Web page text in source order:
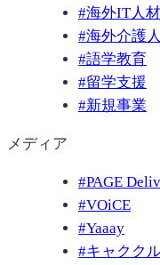
#海外IT人材
#海外介護
#語学教育
#留学支援
#新規事業
メディア
#PAGE
#VOiCE
#Yaaay
#キャクク